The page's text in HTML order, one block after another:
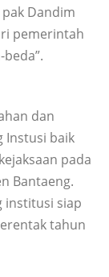
Dandim
pemerintah
dan
Instusi baik
pada
Bantaeng.
institusi siap
tahun